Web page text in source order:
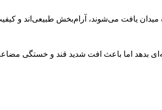
یافت می‌شوند، آرام‌بخش طبیعی‌اند و
بدهد اما باعث افت شدید قند و خستگی